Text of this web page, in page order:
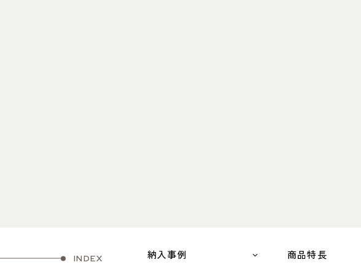
INDEX 納入事例 商品特長